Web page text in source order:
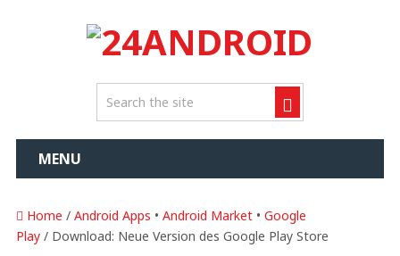
MENU
Home / Android Apps • Android Market• Google
Play/ Download: Neue Version des Google Play Store